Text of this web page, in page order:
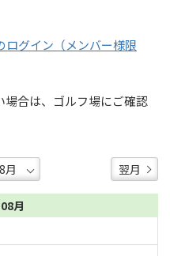
ログイン（メンバー様限
場合は、ゴルフ場にご確認
翌月
月